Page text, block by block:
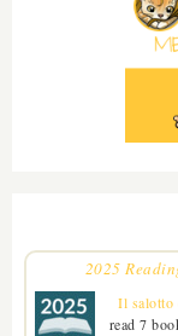
2025
Il salotto
read 7